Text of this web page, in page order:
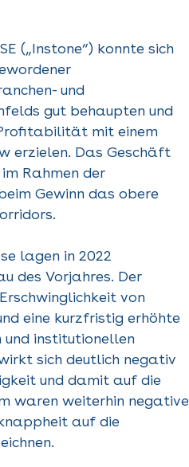
(„Instone“) konnte sich
und
gut behaupten und
mit einem
erzielen. Das Geschäft
Rahmen der
Gewinn das obere
lagen in 2022
des Vorjahres. Der
von
eine kurzfristig erhöhte
und institutionellen
sich deutlich negativ
und damit auf die
waren weiterhin negative
auf die